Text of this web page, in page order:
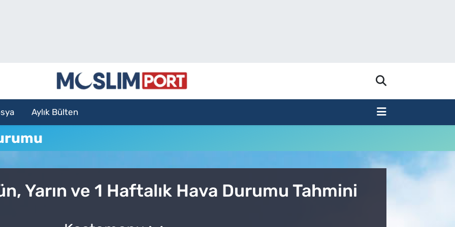
Aylık Bülten
Yarın ve 1 Haftalık Hava Durumu Tahmini